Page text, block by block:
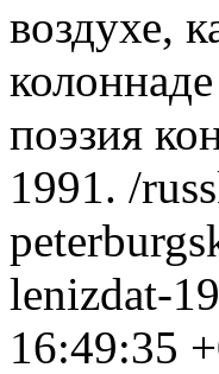
воздухе,
поэзия
1991. /
lenizdat-
16:49:35